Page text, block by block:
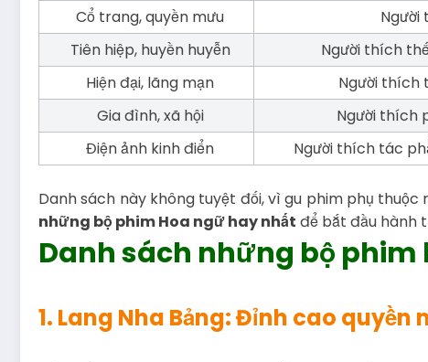
Cổ trang, quyền mưu
Tiên hiệp, huyền huyễn
Người thích
Hiện đại, lãng mạn
Người thích
Gia đình, xã hội
Người thích
Điện ảnh kinh điển
Người thích tác
Danh sách này không tuyệt đối, vì gu phim phụ
những bộ phim Hoa ngữ hay nhất để bắt đầu hành
Danh sách những bộ
1. Lang Nha Bảng: Đỉnh cao quyền